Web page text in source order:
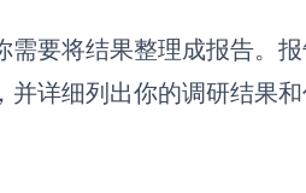
需要将结果整理成报告。
并详细列出你的调研结果